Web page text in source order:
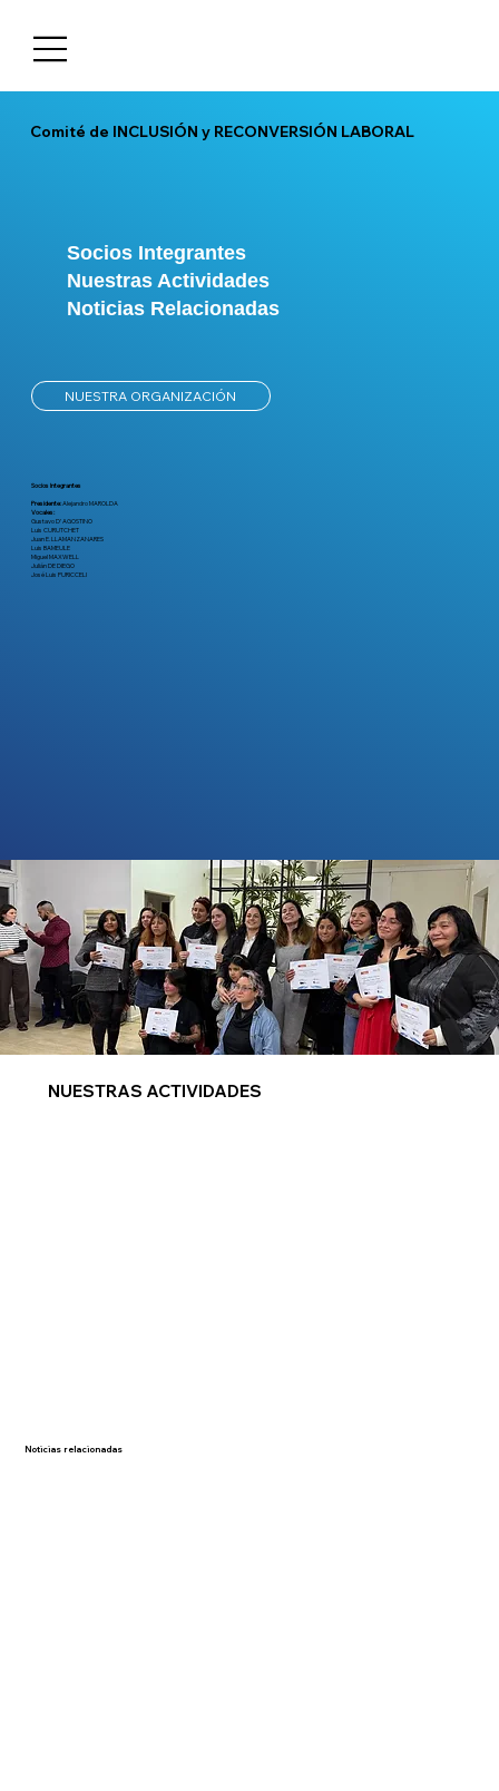
Comité de INCLUSIÓN y RECONVERSIÓN LABORAL
Socios Integrantes
Nuestras Actividades
Noticias Relacionadas
NUESTRA ORGANIZACIÓN
Socios Integrantes
Presidente:Alejandro MAROLDA
Vocales:
Gustavo D’ AGOSTINO
Luis CURUTCHET
Juan E. LLAMANZANARES
Luis BAMEULE
Miguel MAXWELL
Julián DE DIEGO
José Luis PURICCELI
NUESTRAS ACTIVIDADES
Noticias relacionadas